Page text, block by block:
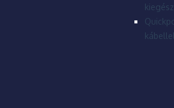
kábellel